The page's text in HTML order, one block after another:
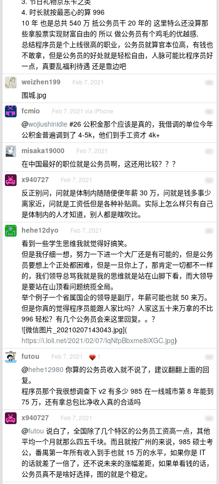
4. 时长就按最恶心的算 996
10 年 也是总共 540 万 抵公务员干 20 年的 这里特么还没算那
些拿股票实现财富自由的 所以 做公务员有个鸡毛的优越感,
总结程序员是个上线很高的职业，公务员就算官本位高，有钱也
不敢拿，但是公务员的好处就是轻松自由，人脉可能比程序员好
一点，真要乱福利待遇 还是靠边吧
89
weizhen199 Feb 7, 2021
围城.jpg
90
fcmio Feb 7, 2021 via iPhone
@wojiushinidie #26 公积金那个应该是真的，我借调的单位今年
公积金普遍调到了 4-5k，他们到手工资才 4k+
91
misaka19000 Feb 7, 2021
在中国最好的职位就是公务员啊，这还用比较？？？
92
x940727 Feb 7, 2021
反正别问，问就是体制内随随便便年薪 30 万，问就是钱多事少
离家近，问就是工资低但是各种补贴高。实际上怎么样只有自己
是体制内的人才知道，别人都是瞎吹比。
93
hehe12dyo Feb 7, 2021
看到一些学生思维我就觉得好搞笑。
但是我仔细一想，努力一下进一个大厂还是有可能的，但是公务
员要想上个正处都困难，但是一旦你上了，那肯定一切都不一样
的，我们领导总骂我就是我的思维就是站在山脚下看，而大领导
是要站在山顶看问题统揽全局。
举个例子一个省属国企的领导是副厅，年薪可能也就 50 来万。
但是你真的觉得程序员能跟人家比吗？人家这五十来万拿的不比
996 轻松？有几个公务员会来这里回复。。？
![微信图片_20210207143043.jpg](
https://i.loli.net/2021/02/07/IqNfpBbxme8iXGC.jpg)
94
futou Feb 7, 2021 1
@hehe12980 你算的公务员收入就不说了，建议翻翻上面的回
复。
程序员那个我很想调查下 v2 有多少 985 在一线城市第 8 年能到
75 万，还有拿总包比净收入真的合适吗
95
x940727 Feb 7, 2021
@futou 说白了，全国除了几个特区的公务员工资高一点，其他
平均一个月就那么四五千块。而且就按广州的来说，985 硕士考
公，番禺第一年所有收入到手也就 15 万的水平，如果你是 IT
的话就差了一倍了，还不说未来的涨幅差距，如果单看钱的话，
公务员真不是啥好选择，图的就是个稳定。